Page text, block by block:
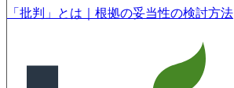
「批判」とは｜根拠の妥当性の検討方法